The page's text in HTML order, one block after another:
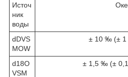
Источ
ник
воды
dDVS
MOW
± 10 ‰ (± 1
d18O
VSM
± 1,5 ‰ (±